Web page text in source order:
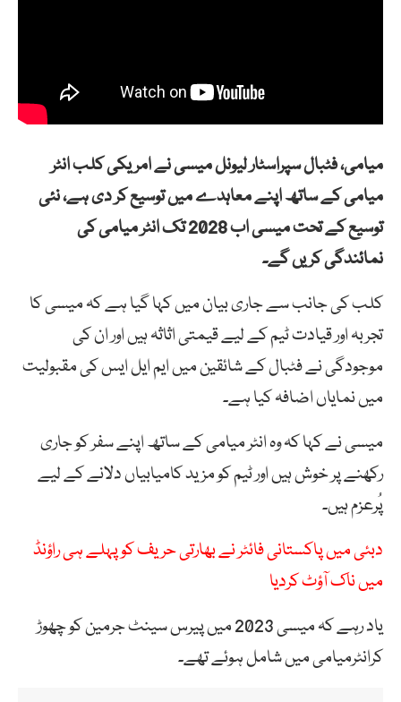
میامی، فٹبال سپراسٹار لیونل میسی نے امریکی کلب انٹر
میامی کے ساتھ اپنے معاہدے میں توسیع کر دی ہے، نئی
توسیع کے تحت میسی اب 2028 تک انٹر میامی کی
نمائندگی کریں گے۔
کلب کی جانب سے جاری بیان میں کہا گیا ہے کہ میسی کا
تجربہ اور قیادت ٹیم کے لیے قیمتی اثاثہ ہیں اور ان کی
موجودگی نے فٹبال کے شائقین میں ایم ایل ایس کی مقبولیت
میں نمایاں اضافہ کیا ہے۔
میسی نے کہا کہ وہ انٹر میامی کے ساتھ اپنے سفر کو جاری
رکھنے پر خوش ہیں اور ٹیم کو مزید کامیابیاں دلانے کے لیے
پُرعزم ہیں۔
دبئی میں پاکستانی فائٹر نے بھارتی حریف کو پہلے ہی راؤنڈ
میں ناک آؤٹ کردیا
یاد رہے کہ میسی 2023 میں پیرس سینٹ جرمین کو چھوڑ
کرانٹرمیامی میں شامل ہوئے تھے۔